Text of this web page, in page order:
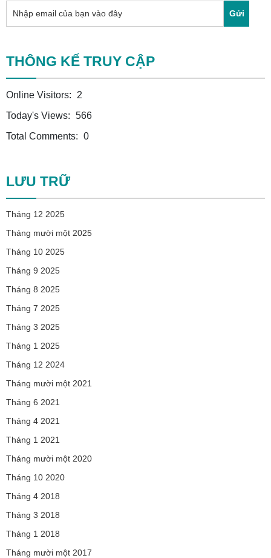
Gửi
THÔNG KẾ TRUY CẬP
Online Visitors:
2
Today's Views: 566
Total Comments: 0
LƯU TRỮ
Tháng 12 2025
Tháng mười một 2025
Tháng 10 2025
Tháng 9 2025
Tháng 8 2025
Tháng 7 2025
Tháng 3 2025
Tháng 1 2025
Tháng 12 2024
Tháng mười một 2021
Tháng 6 2021
Tháng 4 2021
Tháng 1 2021
Tháng mười một 2020
Tháng 10 2020
Tháng 4 2018
Tháng 3 2018
Tháng 1 2018
Tháng mười một 2017